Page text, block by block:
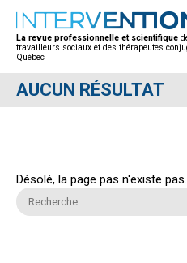
La revue professionnelle et scientifique
travailleurs sociaux et des thérapeutes
Québec
AUCUN RÉSULTAT
Désolé, la page pas n'existe pas.
Rechercher :